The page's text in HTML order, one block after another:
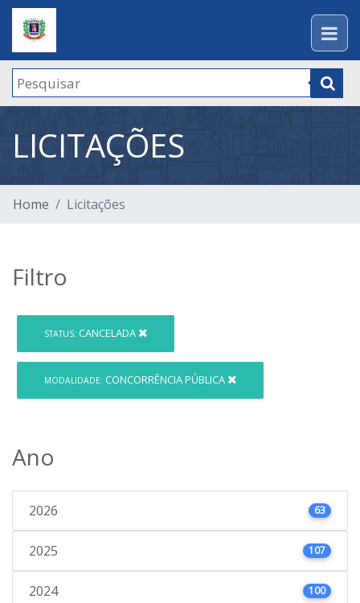
LICITAÇÕES
Home Licitações
Filtro
STATUS: CANCELADA
MODALIDADE: CONCORRÊNCIA PÚBLICA
Ano
2026 63
2025 107
2024 100